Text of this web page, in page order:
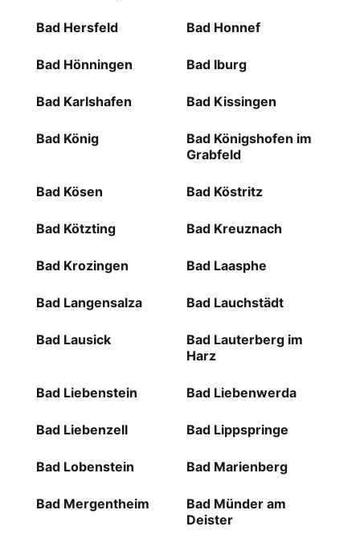
Bad Hersfeld Bad Honnef
Bad Hönningen Bad Iburg
Bad Karlshafen Bad Kissingen
Bad König
Bad Königshofen im
Grabfeld
Bad Kösen Bad Köstritz
Bad Kötzting Bad Kreuznach
Bad Krozingen Bad Laasphe
Bad Langensalza Bad Lauchstädt
Bad Lausick
Bad Lauterberg im
Harz
Bad Liebenstein Bad Liebenwerda
Bad Liebenzell Bad Lippspringe
Bad Lobenstein Bad Marienberg
Bad Mergentheim
Bad Münder am
Deister